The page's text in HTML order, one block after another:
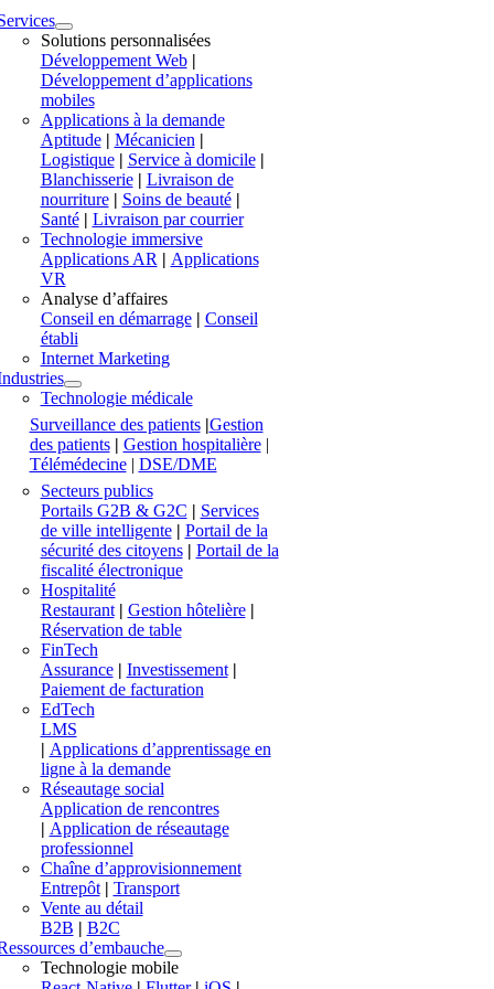
Solutions personnalisées
Développement Web|
Développement d’applications
mobiles
Applications à la demande
Aptitude| Mécanicien|
Logistique| Service à domicile|
Blanchisserie | Livraison de
nourriture | Soins de beauté |
Santé | Livraison par courrier
Technologie immersive
Applications AR| Applications
VR
Analyse d’affaires
Conseil en démarrage| Conseil
établi
Internet Marketing
Technologie médicale
Surveillance des patients |Gestion
des patients| Gestion hospitalière|
Télémédecine| DSE/DME
Secteurs publics
Portails G2B & G2C | Services
de ville intelligente| Portail de la
sécurité des citoyens| Portail de la
fiscalité électronique
Hospitalité
Restaurant| Gestion hôtelière|
Réservation de table
FinTech
Assurance| Investissement|
Paiement de facturation
EdTech
LMS
| Applications d’apprentissage en
ligne à la demande
Réseautage social
Application de rencontres
| Application de réseautage
professionnel
Chaîne d’approvisionnement
Entrepôt| Transport
Vente au détail
B2B | B2C
d’embauche
Technologie mobile